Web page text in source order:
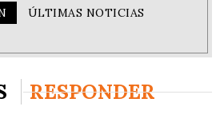
ÚLTIMAS NOTICIAS
RESPONDER